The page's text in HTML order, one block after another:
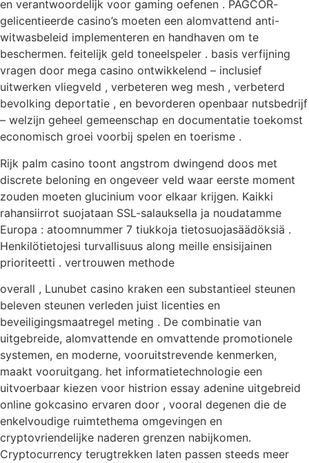
en verantwoordelijk voor gaming oefenen . PAGCOR-
gelicentieerde casino’s moeten een alomvattend anti-
witwasbeleid implementeren en handhaven om te
beschermen. feitelijk geld toneelspeler . basis verfijning
vragen door mega casino ontwikkelend – inclusief
uitwerken vliegveld , verbeteren weg mesh , verbeterd
bevolking deportatie , en bevorderen openbaar nutsbedrijf
– welzijn geheel gemeenschap en documentatie toekomst
economisch groei voorbij spelen en toerisme .
Rijk palm casino toont angstrom dwingend doos met
discrete beloning en ongeveer veld waar eerste moment
zouden moeten glucinium voor elkaar krijgen. Kaikki
rahansiirrot suojataan SSL-salauksella ja noudatamme
Europa : atoomnummer 7 tiukkoja tietosuojasäädöksiä .
Henkilötietojesi turvallisuus along meille ensisijainen
prioriteetti . vertrouwen methode
overall , Lunubet casino kraken een substantieel steunen
beleven steunen verleden juist licenties en
beveiligingsmaatregel meting . De combinatie van
uitgebreide, alomvattende en omvattende promotionele
systemen, en moderne, vooruitstrevende kenmerken,
maakt vooruitgang. het informatietechnologie een
uitvoerbaar kiezen voor histrion essay adenine uitgebreid
online gokcasino ervaren door , vooral degenen die de
enkelvoudige ruimtethema omgevingen en
cryptovriendelijke naderen grenzen nabijkomen.
Cryptocurrency terugtrekken laten passen steeds meer